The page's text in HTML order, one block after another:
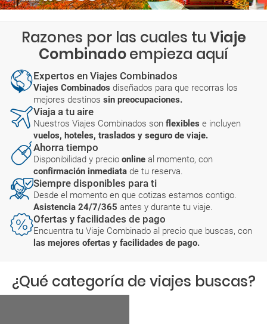
Razones por las cuales tu Viaje
Combinadoempieza aquí
Expertos en Viajes Combinados
Viajes Combinados diseñados para que recorras los
mejores destinos sin preocupaciones.
Viaja a tu aire
Nuestros Viajes Combinados son flexibles e incluyen
vuelos, hoteles, traslados y seguro de viaje.
Ahorra tiempo
Disponibilidad y precio online al momento, con
confirmación inmediata de tu reserva.
Siempre disponibles para ti
Desde el momento en que cotizas estamos contigo.
Asistencia 24/7/365 antes y durante tu viaje.
Ofertas y facilidades de pago
Encuentra tu Viaje Combinado al precio que buscas, con
las mejores ofertas y facilidades de pago.
¿Qué categoría de viajes buscas?